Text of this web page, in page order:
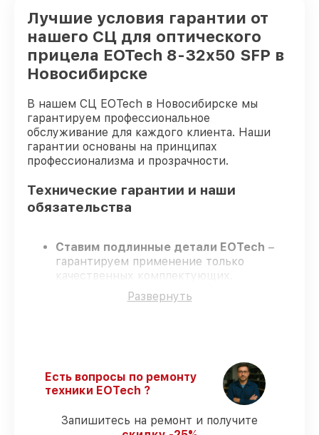
Лучшие условия гарантии от
нашего СЦ для оптического
прицела EOTech 8-32x50 SFP в
Новосибирске
В нашем СЦ EOTech в Новосибирске мы
гарантируем профессиональное
обслуживание для каждого клиента. Наши
гарантии основаны на принципах
профессионализма и прозрачности.
Технические гарантии и наши
обязательства
Ставим подлинные детали EOTech –
гарантируем применение только
качественных комплектующих.
Квалифицированные специалисты
проходят строгий отбор, что
оптического прицела EOTech 8-32x50
SFP без задержек.
Гарантийное сопровождение– все
ремонтные услуги и комплектующие
защищены официальной гарантией
Развернуть
Есть вопросы по ремонту
техники EOTech ?
Запишитесь на ремонт и получите